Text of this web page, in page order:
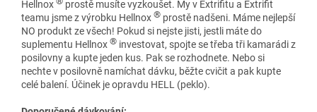
Hellnox
prostě musíte vyzkoušet. My v Extrifitu a Extrifit
teamu jsme z výrobku Hellnox ® prostě nadšeni. Máme nejlepší
NO produkt ze všech! Pokud si nejste jisti, jestli máte do
suplementu Hellnox ® investovat, spojte se třeba tři kamarádi z
posilovny a kupte jeden kus. Pak se rozhodnete. Nebo si
nechte v posilovně namíchat dávku, běžte cvičit a pak kupte
celé balení. Účinek je opravdu HELL (peklo).